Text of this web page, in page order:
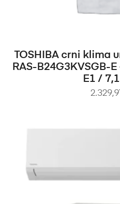
DODAJ U
TOSHIBA crni klima
RAS-B24G3KVSGB-
E1 /